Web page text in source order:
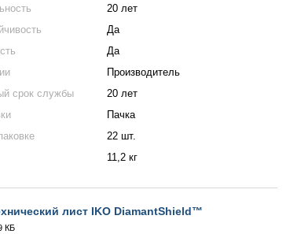
20 лет
Да
Да
Производитель
срок службы
20 лет
Пачка
22 шт.
11,2 кг
лист IKO DiamantShield™
КБ